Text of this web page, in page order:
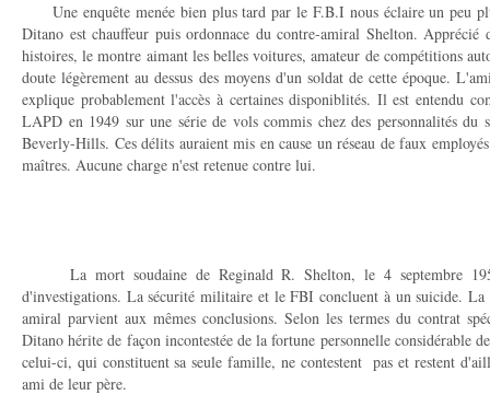
Une enquête menée bien plus tard par le F.B.I nous éclaire un peu
Ditano est chauffeur puis ordonnace du contre-amiral Shelton. Apprécié
histoires, le montre aimant les belles voitures, amateur de compétitions
doute légèrement au dessus des moyens d'un soldat de cette époque.
explique probablement l'accès à certaines disponiblités. Il est entendu
LAPD en 1949 sur une série de vols commis chez des personnalités du
Beverly-Hills. Ces délits auraient mis en cause un réseau de faux
maîtres. Aucune charge n'est retenue contre lui.
La mort soudaine de Reginald R. Shelton, le 4 septembre
d'investigations. La sécurité militaire et le FBI concluent à un suicide. La
amiral parvient aux mêmes conclusions. Selon les termes du contrat
Ditano hérite de façon incontestée de la fortune personnelle considérable
celui-ci, qui constituent sa seule famille, ne contestent pas et restent
ami de leur père.